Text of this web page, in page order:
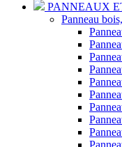
PANNEAUX
Panneau